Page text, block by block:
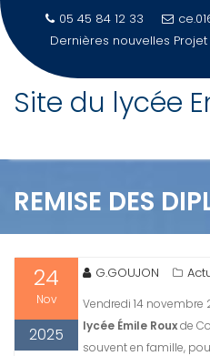
Skip
05 45 84 12 33
Dernières nouvelles
Site du lycée
REMISE DES
24
Nov
2025
G.GOUJON
Vendredi 14 novembre
lycée Émile Rouxde
souvent en famille,